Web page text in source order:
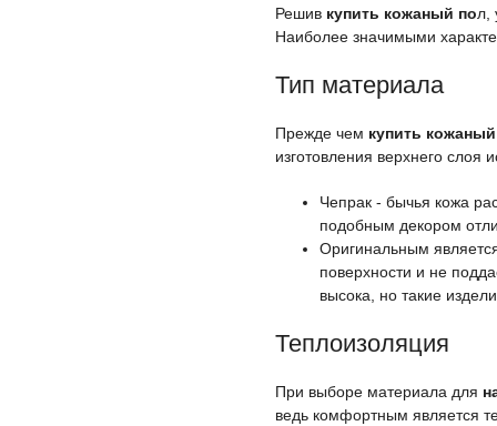
Решив купить кожаный пол,
Наиболее значимыми
Тип материала
Прежде чем купить
изготовления верхнего слоя
Чепрак - бычья кожа
подобным декором
Оригинальным
поверхности и не
высока, но такие
Теплоизоляция
При выборе материала для
ведь комфортным является